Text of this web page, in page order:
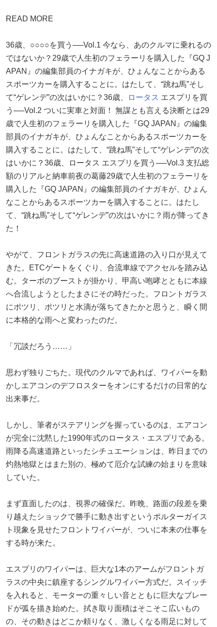
READ MORE
36歳、○○○○を買う──Vol.1 今なら、あのクルマに乗れるの
ではないか？29歳で人生初のフェラーリを購入した『GQ J
APAN』の編集部員のイナガキが、ひょんなことからある
スポーツカーを購入することに。はたして、“跳ね馬”そし
て“ゲレンデ”の次はいかに？36歳、
ロータス エスプリを買
う──Vol.2 ついに実車と対面！ 無謀とも言える決断とは29
歳で人生初のフェラーリを購入した『GQ JAPAN』の編集
部員のイナガキが、ひょんなことからあるスポーツカーを
購入することに。はたして、“跳ね馬”そして“ゲレンデ”の次
はいかに？36歳、ロータス エスプリを買う──Vol.3 支払総
額のリアルと納車前夜の葛藤29歳で人生初のフェラーリを
購入した『GQ JAPAN』の編集部員のイナガキが、ひょん
なことからあるスポーツカーを購入することに。はたし
て、“跳ね馬”そして“ゲレンデ”の次はいかに？雨が降ってき
た！
やがて、フロントガラスの先に高速道路の入り口が見えて
きた。ETCゲートをくぐり、合流車線でアクセルを踏み込
む。ターボのブーストが掛かり、甲高い咆哮とともに本線
へ合流しようとしたまさにその時だった。フロントガラス
にポツリ、ポツリと水滴が落ちてきたかと思うと、瞬く間
に本格的な雨へと変わったのだ。
「冗談だろう……」
思わず独りごちた。現代のクルマであれば、ワイパーを動
かしエアコンのデフロスターをオンにするだけの日常的な
出来事だ。
しかし、筆者がステアリングを握っているのは、エアコン
が完全に沈黙した1990年式のロータス・エスプリである。
雨降る高速道路といったシチュエーションは、昨日までの
灼熱地獄とはまた別の、極めて厄介な試練の始まりを意味
していた。
まず直面したのは、視界の確保だ。昨晩、路面の段差を乗
り越えたショックで勝手に動き出すというポルターガイス
ト現象を見せたフロントワイパーが、ついに本来の仕事を
する時が来た。
エスプリのワイパーは、巨大な1本のアームがフロントガ
ラスの中央に鎮座するシングルワイパー方式だ。スイッチ
を入れると、モーターの重々しい音とともに巨大なブレー
ドが弧を描き始めた。拭き取り面積はそこそこ広いもの
の、その動きはどこか頼りなく、激しくなる雨足に対して